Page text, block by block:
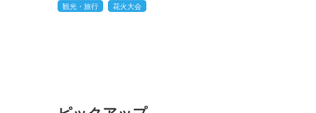
観光・旅行
花火大会